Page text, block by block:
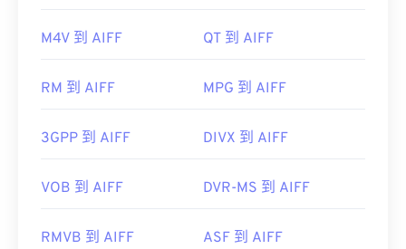
有用的链接：
https://www.lifewire.com/flv-file
需要转换 AIFF 文件（例如 MP3 文件）才能打开。
开发者： Apple Inc.
有用的链接：
https://en.wikipedia.org/wiki/
2619569
M4V 到 AIFF QT 到 AIFF
RM 到 AIFF MPG 到 AIFF
3GPP 到 AIFF DIVX 到 AIFF
VOB 到 AIFF DVR-MS 到 AIFF
RMVB 到 AIFF ASF 到 AIFF